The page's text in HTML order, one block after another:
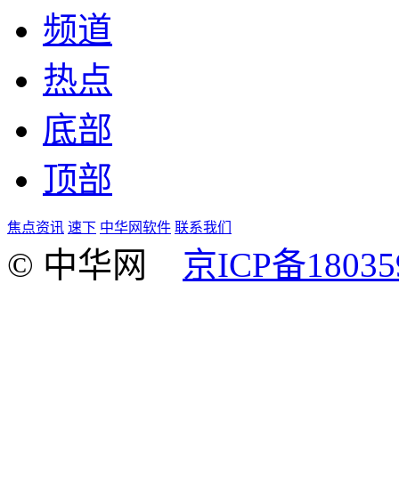
频道
热点
底部
顶部
焦点资讯 速下 中华网软件 联系我们
© 中华网 京ICP备